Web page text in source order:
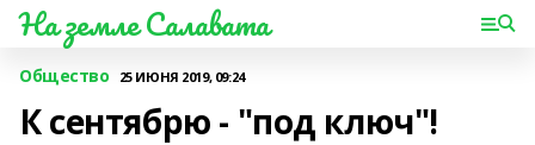
На земле Салавата
Общество 25 ИЮНЯ 2019, 09:24
К сентябрю - "под ключ"!